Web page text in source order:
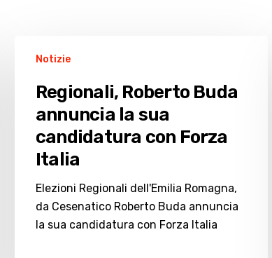
Roberto
annuncia
candidatura
Forza
Italia
Notizie
Regionali, Roberto Buda
annuncia la sua
candidatura con Forza
Italia
Elezioni Regionali dell'Emilia Romagna,
da Cesenatico Roberto Buda annuncia
la sua candidatura con Forza Italia